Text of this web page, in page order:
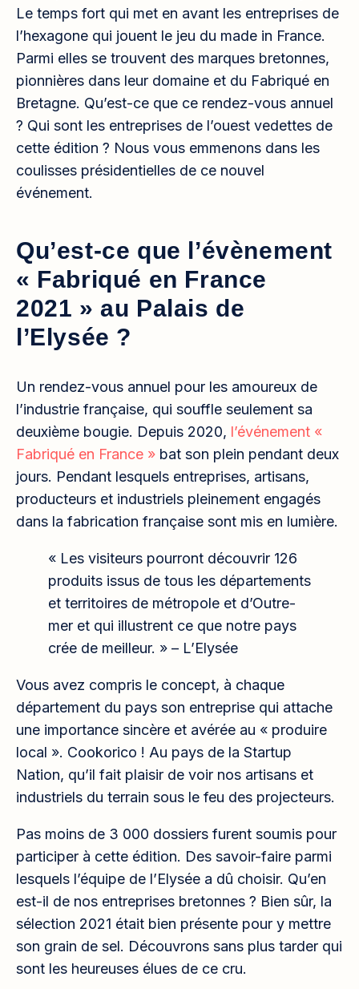
Le temps fort qui met en avant les entreprises de
l’hexagone qui jouent le jeu du made in France.
Parmi elles se trouvent des marques bretonnes,
pionnières dans leur domaine et du Fabriqué en
Bretagne. Qu’est-ce que ce rendez-vous annuel
? Qui sont les entreprises de l’ouest vedettes de
cette édition ? Nous vous emmenons dans les
coulisses présidentielles de ce nouvel
événement.
Qu’est-ce que l’évènement
« Fabriqué en France
2021 » au Palais de
l’Elysée ?
Un rendez-vous annuel pour les amoureux de
l’industrie française, qui souffle seulement sa
deuxième bougie. Depuis 2020, l’événement «
Fabriqué en France » bat son plein pendant deux
jours. Pendant lesquels entreprises, artisans,
producteurs et industriels pleinement engagés
dans la fabrication française sont mis en lumière.
« Les visiteurs pourront découvrir 126
produits issus de tous les départements
et territoires de métropole et d’Outre-
mer et qui illustrent ce que notre pays
crée de meilleur. » – L’Elysée
Vous avez compris le concept, à chaque
département du pays son entreprise qui attache
une importance sincère et avérée au « produire
local ». Cookorico ! Au pays de la Startup
Nation, qu’il fait plaisir de voir nos artisans et
industriels du terrain sous le feu des projecteurs.
Pas moins de 3 000 dossiers furent soumis pour
participer à cette édition. Des savoir-faire parmi
lesquels l’équipe de l’Elysée a dû choisir. Qu’en
est-il de nos entreprises bretonnes ? Bien sûr, la
sélection 2021 était bien présente pour y mettre
son grain de sel. Découvrons sans plus tarder qui
sont les heureuses élues de ce cru.